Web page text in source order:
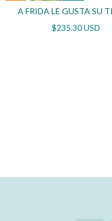
A FRIDA LE GUSTA SU
$235.30 USD